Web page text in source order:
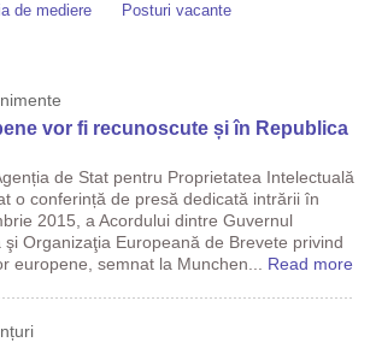
de mediere
Posturi vacante
vor fi recunoscute și în Republica
de Stat pentru Proprietatea Intelectuală
o conferință de presă dedicată intrării în
2015, a Acordului dintre Guvernul
şi Organizaţia Europeană de Brevete privind
europene, semnat la Munchen... Read more